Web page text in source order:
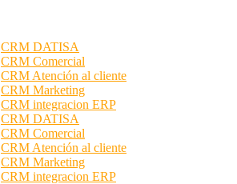
CRM DATISA
CRM Comercial
CRM Atención al cliente
CRM Marketing
CRM integracion ERP
CRM DATISA
CRM Comercial
CRM Atención al cliente
CRM Marketing
CRM integracion ERP